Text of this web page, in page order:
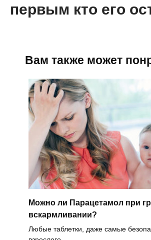
первым кто его
Вам также может
Можно ли Парацетамол при
вскармливании?
Любые таблетки, даже самые